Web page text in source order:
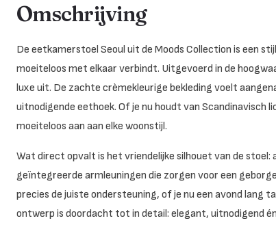
Omschrijving
De eetkamerstoel Seoul uit de Moods Collection is een
moeiteloos met elkaar verbindt. Uitgevoerd in de
luxe uit. De zachte crèmekleurige bekleding voelt
uitnodigende eethoek. Of je nu houdt van Scandinavisch
moeiteloos aan aan elke woonstijl.
Wat direct opvalt is het vriendelijke silhouet van de
geïntegreerde armleuningen die zorgen voor een
precies de juiste ondersteuning, of je nu een avond
ontwerp is doordacht tot in detail: elegant, uitnodigend